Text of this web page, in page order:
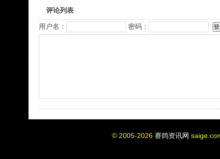
评论列表
用户名： 密码：
© 2005-2026 赛鸽资讯网